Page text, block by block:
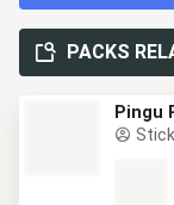
PACKS
Pingu